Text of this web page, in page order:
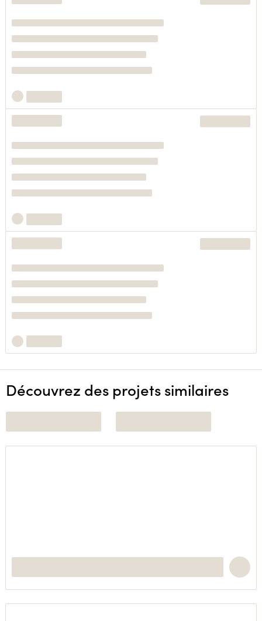
Découvrez des projets similaires